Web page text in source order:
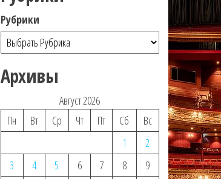
Рубрики
Архивы
Август 2026
Пн
Вт Ср Чт Пт Сб
Вс
1
2
3
4 5 6 7 8
9